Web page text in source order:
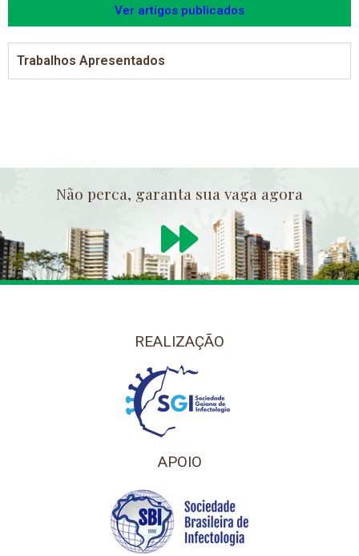
Ver artigos publicados
Trabalhos Apresentados
Não perca, garanta sua vaga agora
REALIZAÇÃO
APOIO